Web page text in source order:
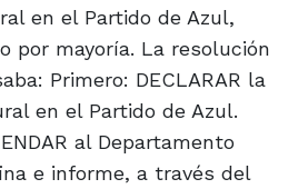
en el Partido de Azul,
por mayoría. La resolución
Primero: DECLARAR la
en el Partido de Azul.
al Departamento
e informe, a través del